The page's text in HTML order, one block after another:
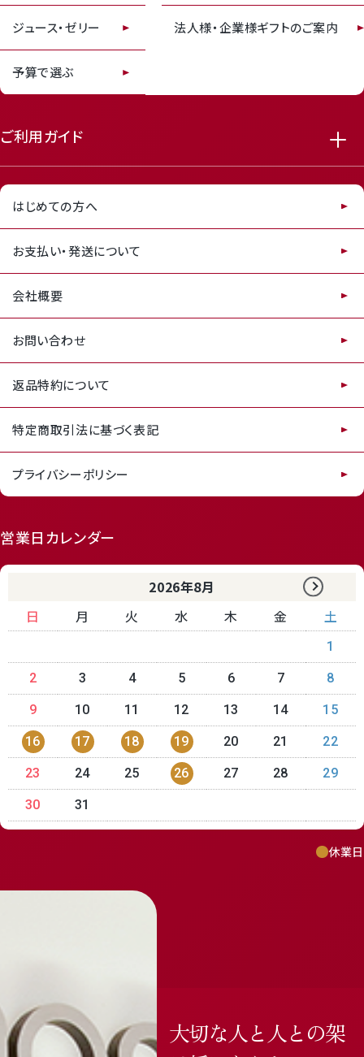
receipt_long contact_support
ジュース・ゼリー
予算で選ぶ
法人様・企業様ギフトのご案内
ご利用ガイド
はじめての方へ
お支払い・発送について
会社概要
お問い合わせ
返品特約について
特定商取引法に基づく表記
プライバシーポリシー
営業日カレンダー
2026年8月
日
月 火 水 木 金 土
1
2 3 4 5 6 7 8
9 10 11 12 13 14 15
16 17 18 19 20 21 22
23 24 25 26 27 28 29
30 31
休業日
大切な人と人との架